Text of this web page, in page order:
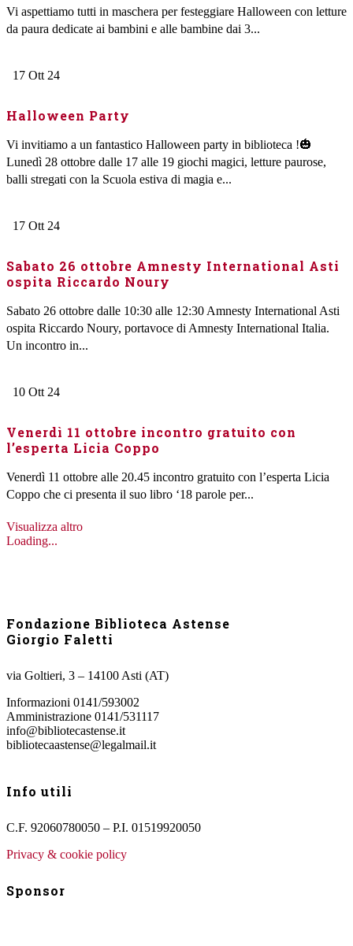
Vi aspettiamo tutti in maschera per festeggiare Halloween con letture
da paura dedicate ai bambini e alle bambine dai 3...
17 Ott 24
Halloween Party
Vi invitiamo a un fantastico Halloween party in biblioteca !🎃
Lunedì 28 ottobre dalle 17 alle 19 giochi magici, letture paurose,
balli stregati con la Scuola estiva di magia e...
17 Ott 24
Sabato 26 ottobre Amnesty International Asti
ospita Riccardo Noury
Sabato 26 ottobre dalle 10:30 alle 12:30 Amnesty International Asti
ospita Riccardo Noury, portavoce di Amnesty International Italia.
Un incontro in...
10 Ott 24
Venerdì 11 ottobre incontro gratuito con
l’esperta Licia Coppo
Venerdì 11 ottobre alle 20.45 incontro gratuito con l’esperta Licia
Coppo che ci presenta il suo libro ‘18 parole per...
Visualizza altro
Loading...
Fondazione Biblioteca Astense
Giorgio Faletti
via Goltieri, 3 – 14100 Asti (AT)
Informazioni 0141/593002
Amministrazione 0141/531117
info@bibliotecastense.it
bibliotecaastense@legalmail.it
Info utili
C.F. 92060780050 – P.I. 01519920050
Privacy & cookie policy
Sponsor